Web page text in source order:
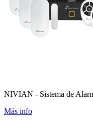
NIVIAN - Sistema de
Más info